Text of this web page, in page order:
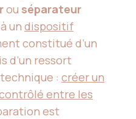
ou séparateur
un dispositif
constitué d’un
d’un ressort
: créer un
entre les
est